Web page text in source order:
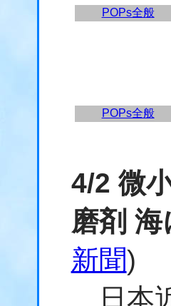
POPs全般
POPs全般
4/2 微
磨剤
新聞)
日本